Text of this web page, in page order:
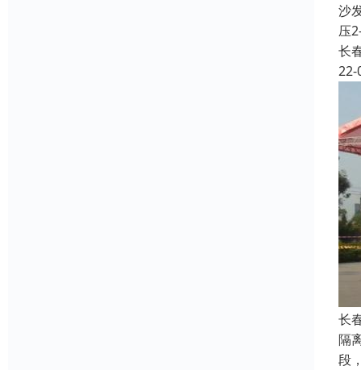
沙
压
长
22-
长
隔
段